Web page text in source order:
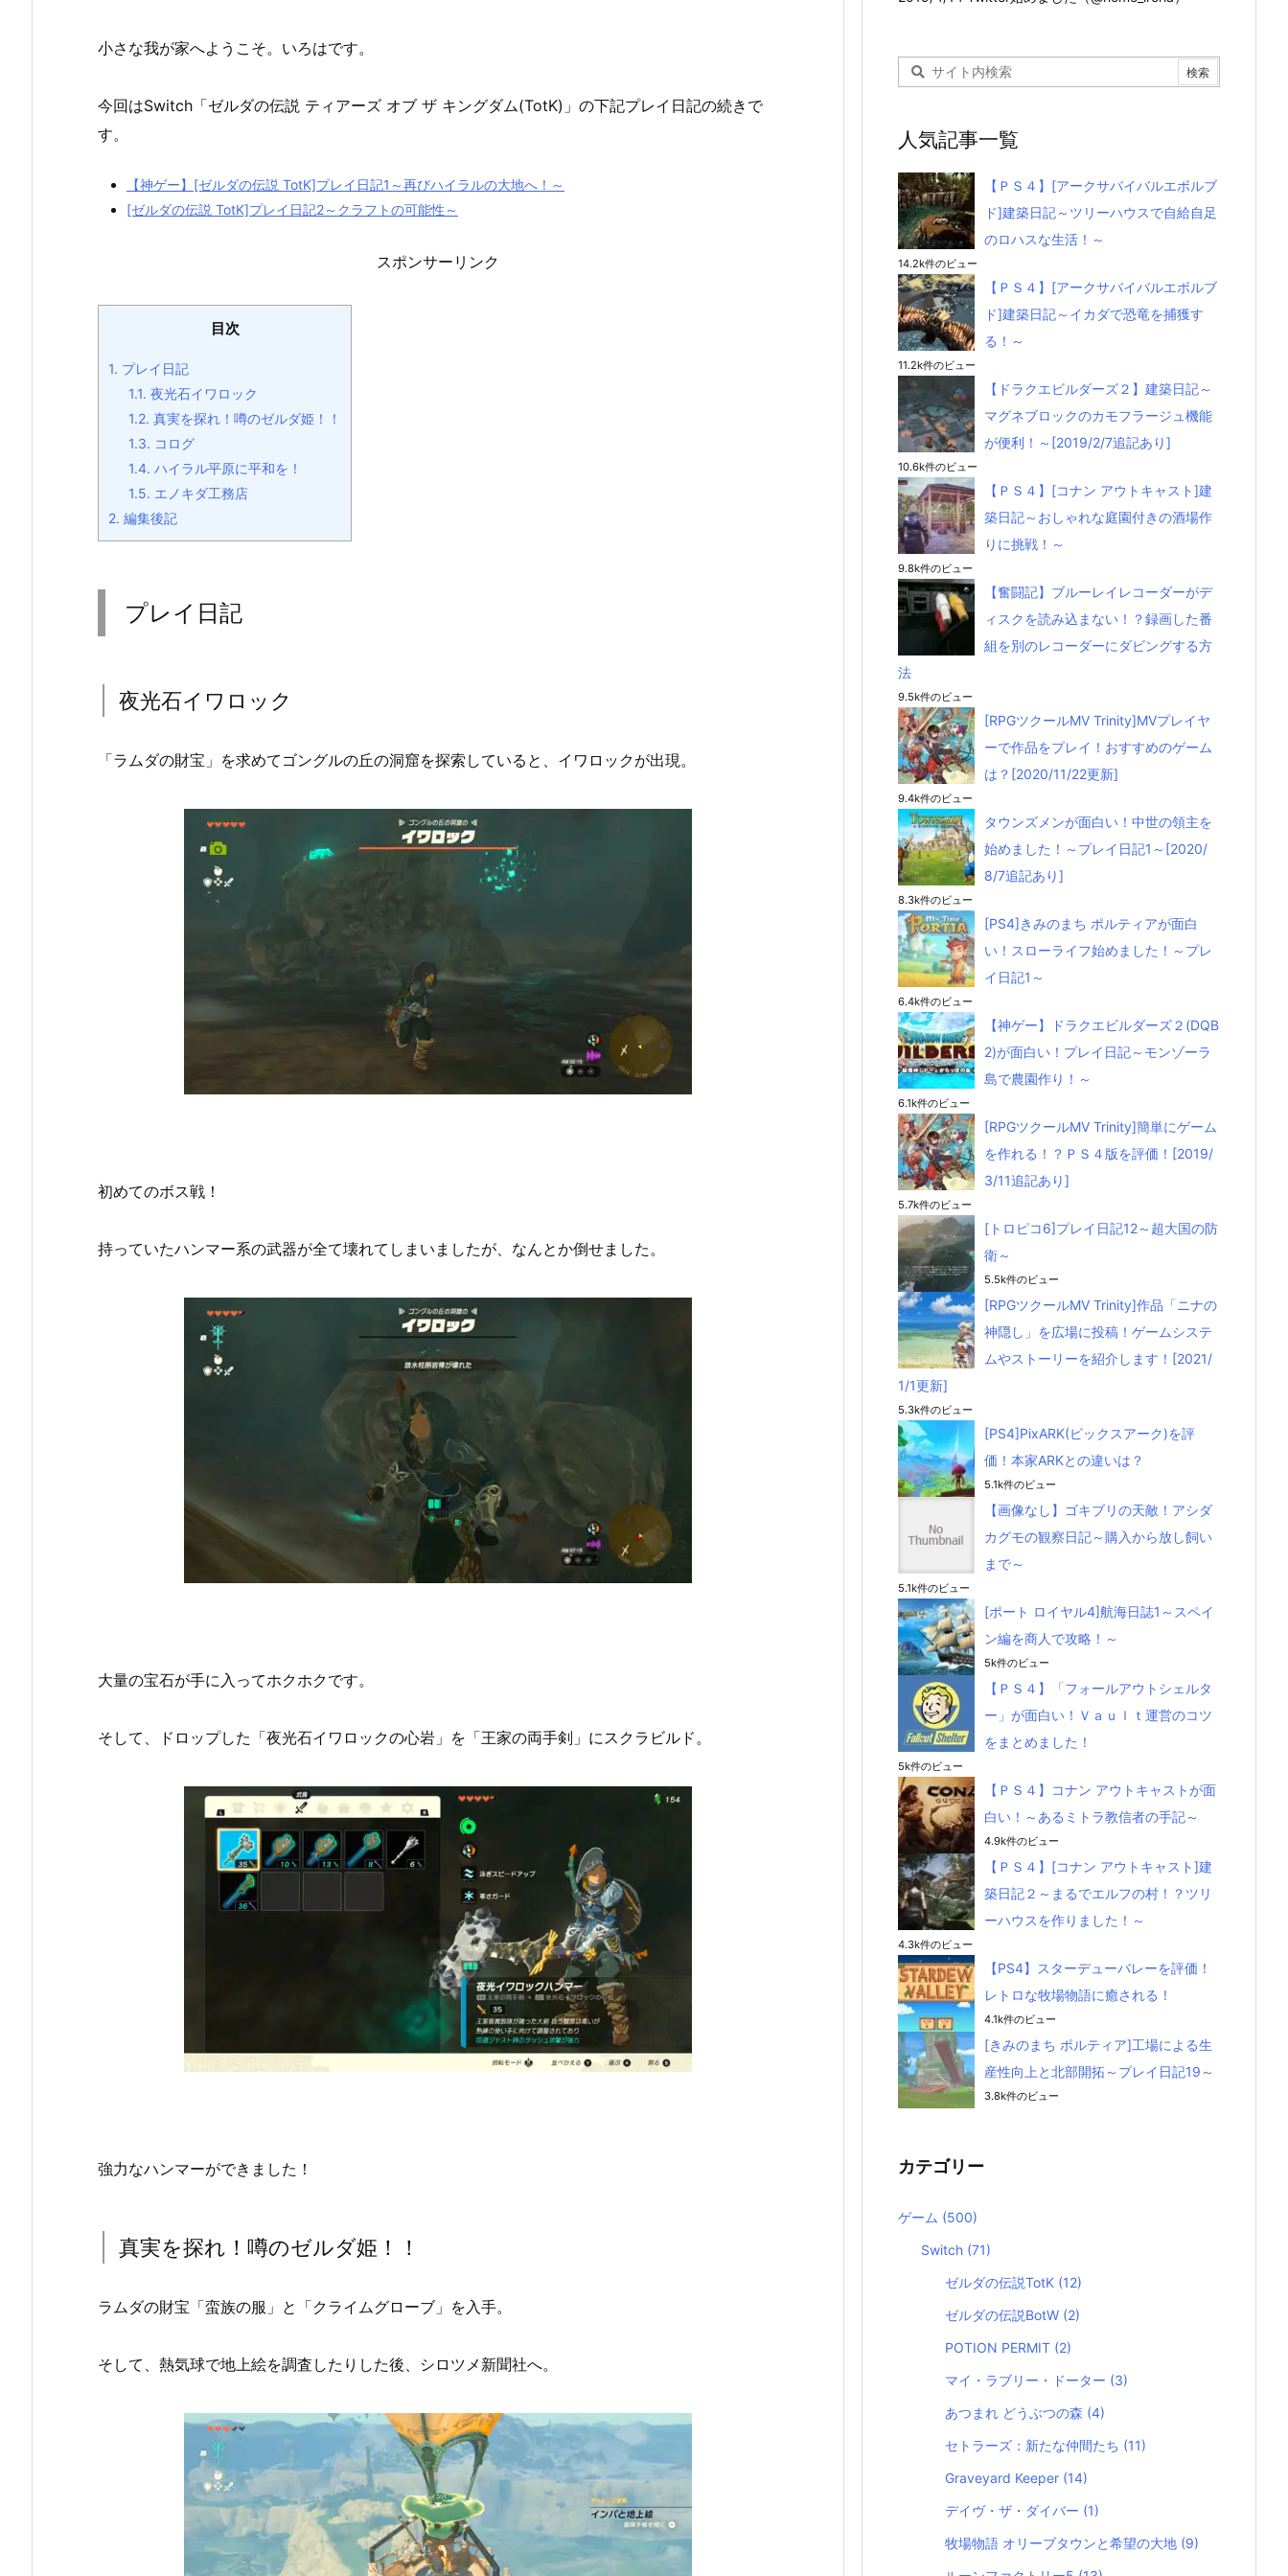
小さな我が家へようこそ。いろはです。
今回はSwitch「ゼルダの伝説 ティアーズ オブ ザ キングダム(TotK)」の下記プレイ日記の続きで
す。
【神ゲー】[ゼルダの伝説 TotK]プレイ日記1～再びハイラルの大地へ！～
[ゼルダの伝説 TotK]プレイ日記2～クラフトの可能性～
スポンサーリンク
目次
1. プレイ日記
1.1. 夜光石イワロック
1.2. 真実を探れ！噂のゼルダ姫！！
1.3. コログ
1.4. ハイラル平原に平和を！
1.5. エノキダ工務店
2. 編集後記
プレイ日記
夜光石イワロック
「ラムダの財宝」を求めてゴングルの丘の洞窟を探索していると、イワロックが出現。
初めてのボス戦！
持っていたハンマー系の武器が全て壊れてしまいましたが、なんとか倒せました。
大量の宝石が手に入ってホクホクです。
そして、ドロップした「夜光石イワロックの心岩」を「王家の両手剣」にスクラビルド。
強力なハンマーができました！
真実を探れ！噂のゼルダ姫！！
ラムダの財宝「蛮族の服」と「クライムグローブ」を入手。
そして、熱気球で地上絵を調査したりした後、シロツメ新聞社へ。
人気記事一覧
【ＰＳ４】[アークサバイバルエボルブ
ド]建築日記～ツリーハウスで自給自足
のロハスな生活！～
14.2k件のビュー
【ＰＳ４】[アークサバイバルエボルブ
ド]建築日記～イカダで恐竜を捕獲す
る！～
11.2k件のビュー
【ドラクエビルダーズ２】建築日記～
マグネブロックのカモフラージュ機能
が便利！～[2019/2/7追記あり]
10.6k件のビュー
【ＰＳ４】[コナン アウトキャスト]建
築日記～おしゃれな庭園付きの酒場作
りに挑戦！～
9.8k件のビュー
【奮闘記】ブルーレイレコーダーがデ
ィスクを読み込まない！？録画した番
組を別のレコーダーにダビングする方
法
9.5k件のビュー
[RPGツクールMV Trinity]MVプレイヤ
ーで作品をプレイ！おすすめのゲーム
は？[2020/11/22更新]
9.4k件のビュー
タウンズメンが面白い！中世の領主を
始めました！～プレイ日記1～[2020/
8/7追記あり]
8.3k件のビュー
[PS4]きみのまち ポルティアが面白
い！スローライフ始めました！～プレ
イ日記1～
6.4k件のビュー
【神ゲー】ドラクエビルダーズ２(DQB
2)が面白い！プレイ日記～モンゾーラ
島で農園作り！～
6.1k件のビュー
[RPGツクールMV Trinity]簡単にゲーム
を作れる！？ＰＳ４版を評価！[2019/
3/11追記あり]
5.7k件のビュー
[トロピコ6]プレイ日記12～超大国の防
衛～
5.5k件のビュー
[RPGツクールMV Trinity]作品「ニナの
神隠し」を広場に投稿！ゲームシステ
ムやストーリーを紹介します！[2021/
1/1更新]
5.3k件のビュー
[PS4]PixARK(ピックスアーク)を評
価！本家ARKとの違いは？
5.1k件のビュー
【画像なし】ゴキブリの天敵！アシダ
カグモの観察日記～購入から放し飼い
まで～
5.1k件のビュー
[ポート ロイヤル4]航海日誌1～スペイ
ン編を商人で攻略！～
5k件のビュー
【ＰＳ４】「フォールアウトシェルタ
ー」が面白い！Ｖａｕｌｔ運営のコツ
をまとめました！
5k件のビュー
【ＰＳ４】コナン アウトキャストが面
白い！～あるミトラ教信者の手記～
4.9k件のビュー
【ＰＳ４】[コナン アウトキャスト]建
築日記２～まるでエルフの村！？ツリ
ーハウスを作りました！～
4.3k件のビュー
【PS4】スターデューバレーを評価！
レトロな牧場物語に癒される！
4.1k件のビュー
[きみのまち ポルティア]工場による生
産性向上と北部開拓～プレイ日記19～
3.8k件のビュー
カテゴリー
ゲーム (500)
Switch (71)
ゼルダの伝説TotK (12)
ゼルダの伝説BotW (2)
POTION PERMIT (2)
マイ・ラブリー・ドーター (3)
あつまれ どうぶつの森 (4)
セトラーズ：新たな仲間たち (11)
Graveyard Keeper (14)
デイヴ・ザ・ダイバー (1)
牧場物語 オリーブタウンと希望の大地 (9)